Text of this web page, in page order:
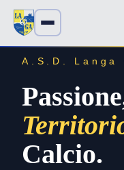
A.S.D.
Calcio.